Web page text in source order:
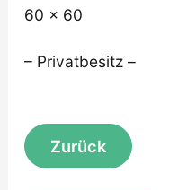
60 x 60
– Privatbesitz –